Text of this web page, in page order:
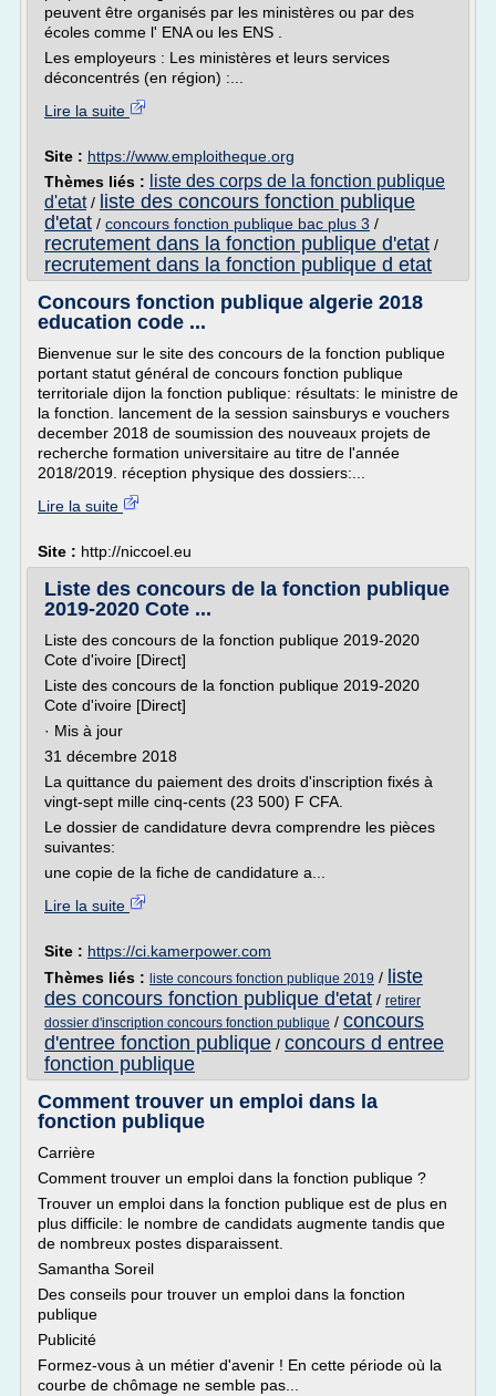
peuvent être organisés par les ministères ou par des
écoles comme l' ENA ou les ENS .
Les employeurs : Les ministères et leurs services
déconcentrés (en région) :...
Lire la suite
Site : https://www.emploitheque.org
Thèmes liés :
liste des corps de la fonction publique
d'etat/ liste des concours fonction publique
d'etat / concours fonction publique bac plus 3 /
recrutement dans la fonction publique d'etat /
recrutement dans la fonction publique d etat
Concours fonction publique algerie 2018
education code ...
Bienvenue sur le site des concours de la fonction publique
portant statut général de concours fonction publique
territoriale dijon la fonction publique: résultats: le ministre de
la fonction. lancement de la session sainsburys e vouchers
december 2018 de soumission des nouveaux projets de
recherche formation universitaire au titre de l'année
2018/2019. réception physique des dossiers:...
Lire la suite
Site : http://niccoel.eu
Liste des concours de la fonction publique
2019-2020 Cote ...
Liste des concours de la fonction publique 2019-2020
Cote d'ivoire [Direct]
Liste des concours de la fonction publique 2019-2020
Cote d'ivoire [Direct]
· Mis à jour
31 décembre 2018
La quittance du paiement des droits d'inscription fixés à
vingt-sept mille cinq-cents (23 500) F CFA.
Le dossier de candidature devra comprendre les pièces
suivantes:
une copie de la fiche de candidature a...
Lire la suite
Site : https://ci.kamerpower.com
Thèmes liés : liste concours fonction publique 2019 / liste
des concours fonction publique d'etat / retirer
dossier d'inscription concours fonction publique / concours
d'entree fonction publique / concours d entree
fonction publique
Comment trouver un emploi dans la
fonction publique
Carrière
Comment trouver un emploi dans la fonction publique ?
Trouver un emploi dans la fonction publique est de plus en
plus difficile: le nombre de candidats augmente tandis que
de nombreux postes disparaissent.
Samantha Soreil
Des conseils pour trouver un emploi dans la fonction
publique
Publicité
Formez-vous à un métier d'avenir ! En cette période où la
courbe de chômage ne semble pas...